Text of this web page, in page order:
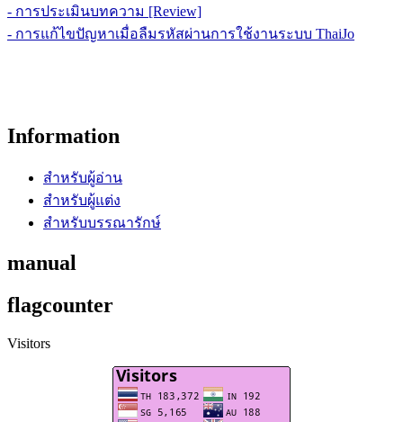
- การประเมินบทความ [Review]
- การแก้ไขปัญหาเมื่อลืมรหัสผ่านการใช้งานระบบ ThaiJo
Information
สำหรับผู้อ่าน
สำหรับผู้แต่ง
สำหรับบรรณารักษ์
manual
flagcounter
Visitors